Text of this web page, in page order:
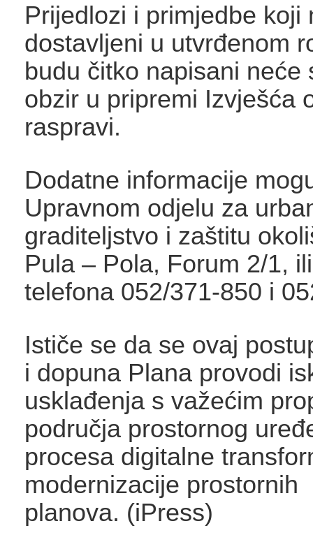
Prijedlozi i primjedbe koji
dostavljeni u utvrđenom
budu čitko napisani neće
obzir u pripremi Izvješća
raspravi.
Dodatne informacije
Upravnom odjelu za
graditeljstvo i zaštitu
Pula – Pola, Forum 2/1,
telefona 052/371-850 i
Ističe se da se ovaj
i dopuna Plana provodi
usklađenja s važećim
područja prostornog
procesa digitalne
modernizacije prostornih
planova. (iPress)